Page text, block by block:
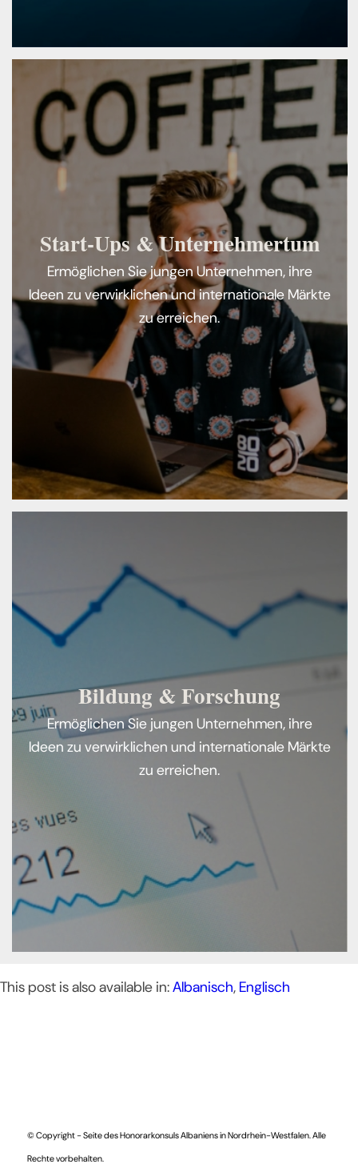
Start-Ups & Unternehmertum
Ermöglichen Sie jungen Unternehmen, ihre
Ideen zu verwirklichen und internationale Märkte
zu erreichen.
Bildung & Forschung
Ermöglichen Sie jungen Unternehmen, ihre
Ideen zu verwirklichen und internationale Märkte
zu erreichen.
This post is also available in:Albanisch Englisch
© Copyright - Seite des Honorarkonsuls Albaniens in Nordrhein-Westfalen. Alle
Rechte vorbehalten.